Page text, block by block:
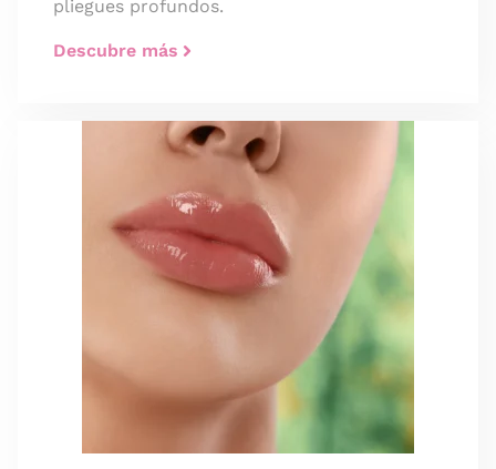
pliegues profundos.
Descubre más